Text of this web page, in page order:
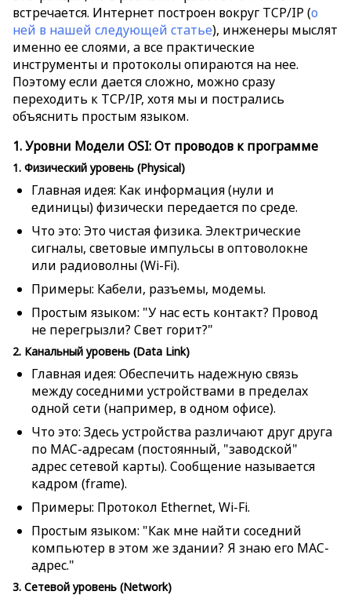
встречается. Интернет построен вокруг TCP/IP (о
ней в нашей следующей статье), инженеры мыслят
именно ее слоями, а все практические
инструменты и протоколы опираются на нее.
Поэтому если дается сложно, можно сразу
переходить к TCP/IP, хотя мы и пострались
объяснить простым языком.
1. Уровни Модели OSI: От проводов к программе
1. Физический уровень (Physical)
Главная идея: Как информация (нули и
единицы) физически передается по среде.
Что это: Это чистая физика. Электрические
сигналы, световые импульсы в оптоволокне
или радиоволны (Wi-Fi).
Примеры: Кабели, разъемы, модемы.
Простым языком: "У нас есть контакт? Провод
не перегрызли? Свет горит?"
2. Канальный уровень (Data Link)
Главная идея: Обеспечить надежную связь
между соседними устройствами в пределах
одной сети (например, в одном офисе).
Что это: Здесь устройства различают друг друга
по MAC-адресам (постоянный, "заводской"
адрес сетевой карты). Сообщение называется
кадром (frame).
Примеры: Протокол Ethernet, Wi-Fi.
Простым языком: "Как мне найти соседний
компьютер в этом же здании? Я знаю его MAC-
адрес."
3. Сетевой уровень (Network)